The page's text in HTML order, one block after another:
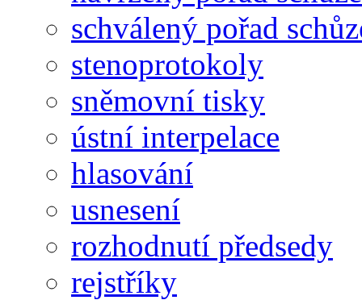
schválený pořad
stenoprotokoly
sněmovní tisky
ústní interpelace
hlasování
usnesení
rozhodnutí předsedy
rejstříky